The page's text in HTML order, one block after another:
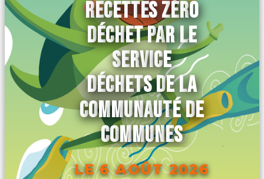
RECETTES ZÉRO
DÉCHET PAR LE
SERVICE
DÉCHETS DE LA
COMMUNAUTÉ DE
COMMUNES
LE 6 AOÛT 2026